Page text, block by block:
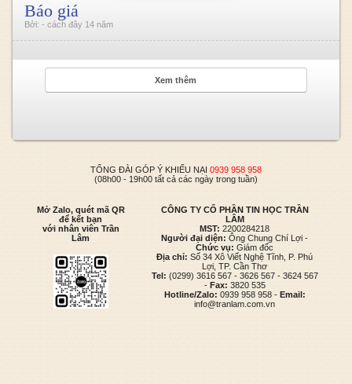
Báo giá
Bởi: - cách đây 14 năm
Xem thêm
TỔNG ĐÀI GÓP Ý KHIẾU NẠI 0939 958 958
(08h00 - 19h00 tất cả các ngày trong tuần)
Mở Zalo, quét mã QR
để kết bạn
với nhân viên Trần
Lâm
CÔNG TY CỔ PHẦN TIN HỌC TRẦN
LÂM
MST: 2200284218
Người đại diện: Ông Chung Chí Lợi -
Chức vụ: Giám đốc
Địa chỉ: Số 34 Xô Viết Nghệ Tĩnh, P. Phú
Lợi, TP. Cần Thơ
Tel: (0299) 3616 567 - 3626 567 - 3624 567
- Fax: 3820 535
Hotline/Zalo: 0939 958 958 - Email:
info@tranlam.com.vn